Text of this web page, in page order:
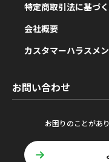
特定商取引法に基づ
会社概要
カスタマーハラスメ
お問い合わせ
お困りのことがあ